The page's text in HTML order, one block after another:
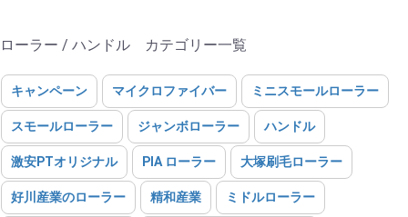
ローラー / ハンドル カテゴリー一覧
キャンペーン マイクロファイバー ミニスモールローラー
スモールローラー ジャンボローラー ハンドル
激安PTオリジナル PIA ローラー 大塚刷毛ローラー
好川産業のローラー 精和産業 ミドルローラー